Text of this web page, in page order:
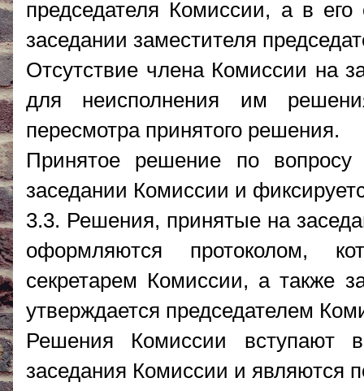
председателя Комиссии, а в его
заседании заместителя
Отсутствие члена Комиссии на
для неисполнения им
пересмотра принятого решения.
Принятое решение по вопросу
заседании Комиссии и
3.3. Решения, принятые на
оформляются протоколом,
секретарем Комиссии, а также
утверждается председателем
Решения Комиссии вступают
заседания Комиссии и являются